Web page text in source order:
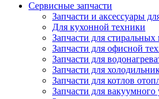
Сервисные запчасти
Запчасти и аксессуары
Для кухонной техники
Запчасти для
Запчасти для офисной
Запчасти для
Запчасти для
Запчасти для котлов
Запчасти для